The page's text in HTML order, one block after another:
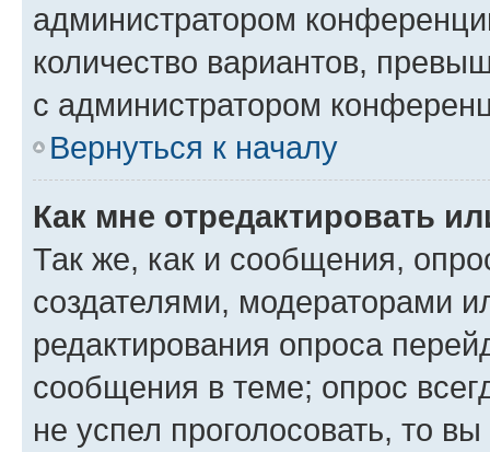
администратором
количество вариантов,
с администратором
Вернуться к началу
Как мне отредактировать
Так же, как и сообщения,
создателями, модераторами
редактирования опроса
сообщения в теме; опрос
не успел проголосовать, то